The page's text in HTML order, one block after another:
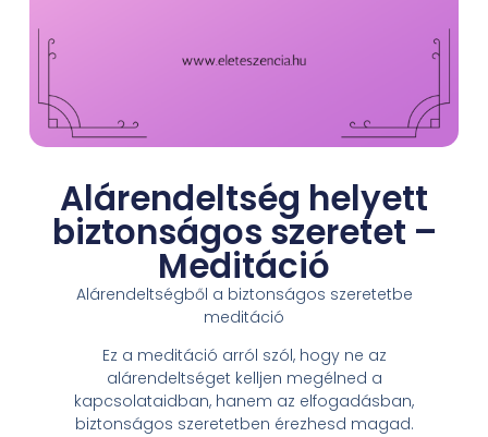
Alárendeltség helyett
biztonságos szeretet –
Meditáció
Alárendeltségből a biztonságos szeretetbe
meditáció
Ez a meditáció arról szól, hogy ne az
alárendeltséget kelljen megélned a
kapcsolataidban, hanem az elfogadásban,
biztonságos szeretetben érezhesd magad.